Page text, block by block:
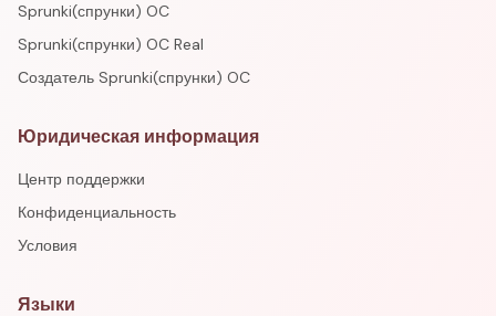
Sprunki(спрунки) OC
Sprunki(спрунки) OC Real
Создатель Sprunki(спрунки) OC
Юридическая информация
Центр поддержки
Конфиденциальность
Условия
Языки